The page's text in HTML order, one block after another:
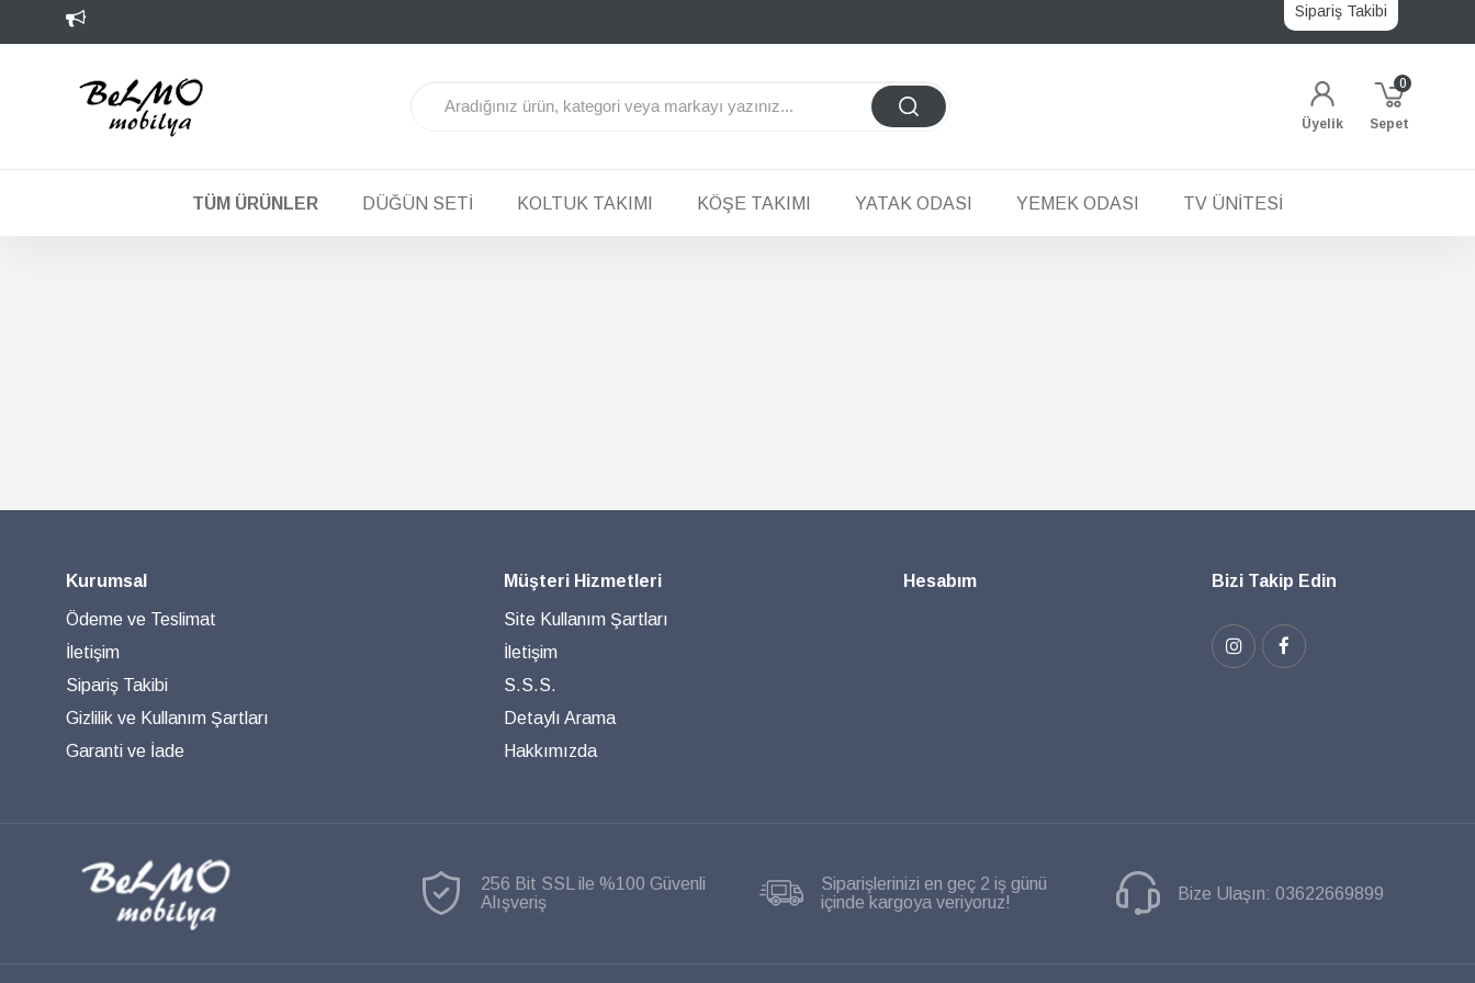
Sipariş Takibi
Üyelik Sepet
0
TÜM ÜRÜNLER DÜĞÜN SETI KOLTUK TAKIMI KÖŞE TAKIMI YATAK ODASI YEMEK ODASI TV ÜNITESI
Kurumsal
Ödeme ve Teslimat
İletişim
Sipariş Takibi
Gizlilik ve Kullanım Şartları
Garanti ve İade
Müşteri Hizmetleri
Site Kullanım Şartları
İletişim
S.S.S.
Detaylı Arama
Hakkımızda
Hesabım Bizi Takip Edin
256 Bit SSL ile %100 Güvenli
Alışveriş
Siparişlerinizi en geç 2 iş günü
içinde kargoya veriyoruz!
Bize Ulaşın: 03622669899